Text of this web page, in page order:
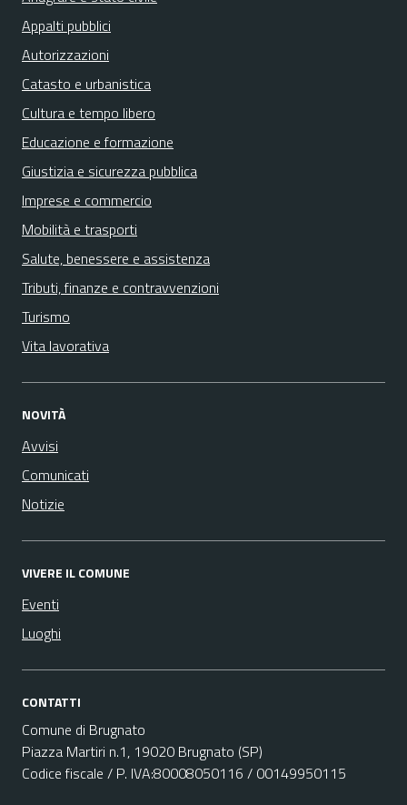
Appalti pubblici
Autorizzazioni
Catasto e urbanistica
Cultura e tempo libero
Educazione e formazione
Giustizia e sicurezza pubblica
Imprese e commercio
Mobilità e trasporti
Salute, benessere e assistenza
Tributi, finanze e contravvenzioni
Turismo
Vita lavorativa
NOVITÀ
Avvisi
Comunicati
Notizie
VIVERE IL COMUNE
Eventi
Luoghi
CONTATTI
Comune di Brugnato
Piazza Martiri n.1, 19020 Brugnato (SP)
Codice fiscale / P. IVA:80008050116 / 00149950115